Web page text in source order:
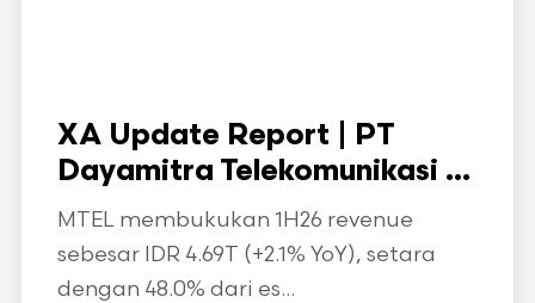
XA Update Report | PT
Dayamitra Telekomunikasi ...
MTEL membukukan 1H26 revenue
sebesar IDR 4.69T (+2.1% YoY), setara
dengan 48.0% dari es...